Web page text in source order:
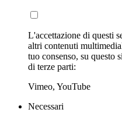
L'accettazione di questi
altri contenuti
tuo consenso, su questo
di terze parti:
Vimeo, YouTube
Necessari